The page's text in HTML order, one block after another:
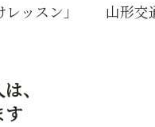
ッスン」 山形交
、
す